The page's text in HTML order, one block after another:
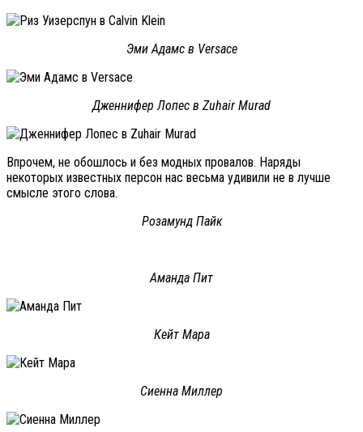
Эми Адамс в Versace
Дженнифер Лопес в Zuhair Murad
Впрочем, не обошлось и без модных провалов. Наряды
некоторых известных персон нас весьма удивили не в лучше
смысле этого слова.
Розамунд Пайк
Аманда Пит
Кейт Мара
Сиенна Миллер